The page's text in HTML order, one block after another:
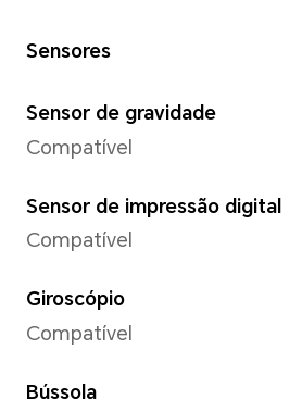
Compatível com
*Os pixels podem
Consulte as
Resolução de
Compatível com